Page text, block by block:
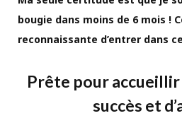
bougie dans moins de 6 mois !
reconnaissante d’entrer dans
Prête pour accueillir
succès et